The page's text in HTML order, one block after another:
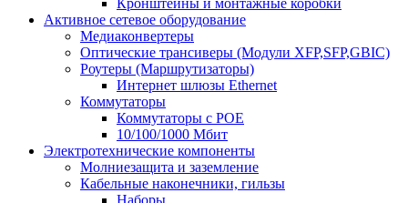
Кронштейны и монтажные коробки
Активное сетевое оборудование
Медиаконвертеры
Оптические трансиверы (Модули XFP,SFP,GBIC)
Роутеры (Маршрутизаторы)
Интернет шлюзы Ethernet
Коммутаторы
Коммутаторы c POE
10/100/1000 Мбит
Электротехнические компоненты
Молниезащита и заземление
Кабельные наконечники, гильзы
Наборы